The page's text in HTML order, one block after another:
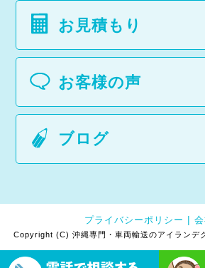
お見積もり
お客様の声
ブログ
プライバシーポリシー
Copyright (C) 沖縄専門・車両輸送のアイランデ